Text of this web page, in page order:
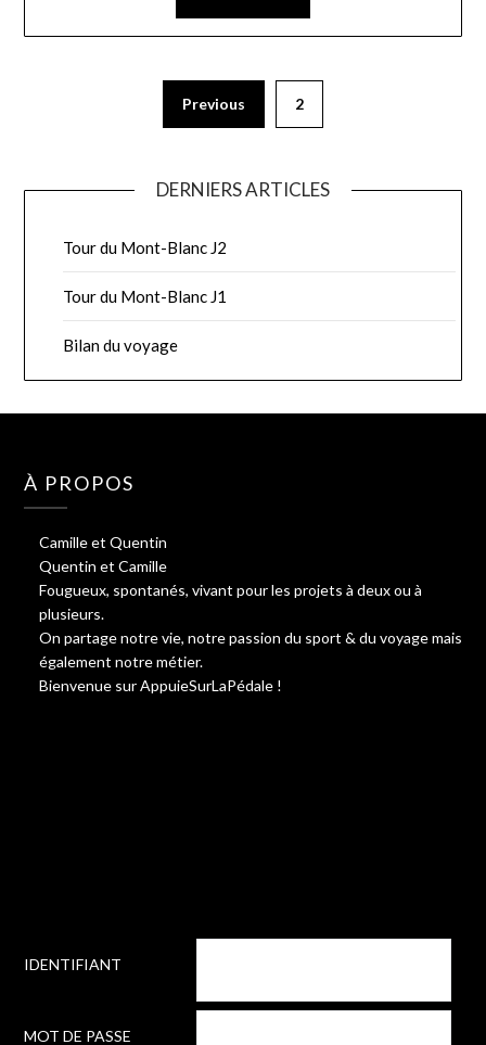
Previous 2
DERNIERS ARTICLES
Tour du Mont-Blanc J2
Tour du Mont-Blanc J1
Bilan du voyage
À PROPOS
Camille et Quentin
Quentin et Camille
Fougueux, spontanés, vivant pour les projets à deux ou à
plusieurs.
On partage notre vie, notre passion du sport & du voyage mais
également notre métier.
Bienvenue sur AppuieSurLaPédale !
IDENTIFIANT
MOT DE PASSE